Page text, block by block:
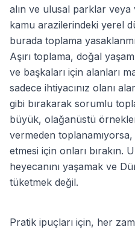
alın ve ulusal parklar veya
kamu arazilerindeki yerel
burada toplama
Aşırı toplama, doğal
ve başkaları için alanları
sadece ihtiyacınız olanı
gibi bırakarak sorumlu
büyük, olağanüstü
vermeden
etmesi için onları bırakın.
heyecanını yaşamak ve
tüketmek değil.
Pratik ipuçları için, her